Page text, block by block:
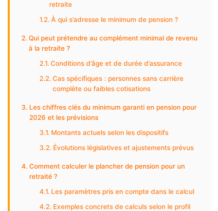
retraite
À qui s’adresse le minimum de pension ?
Qui peut prétendre au complément minimal de revenu
à la retraite ?
Conditions d’âge et de durée d’assurance
Cas spécifiques : personnes sans carrière
complète ou faibles cotisations
Les chiffres clés du minimum garanti en pension pour
2026 et les prévisions
Montants actuels selon les dispositifs
Évolutions législatives et ajustements prévus
Comment calculer le plancher de pension pour un
retraité ?
Les paramètres pris en compte dans le calcul
Exemples concrets de calculs selon le profil